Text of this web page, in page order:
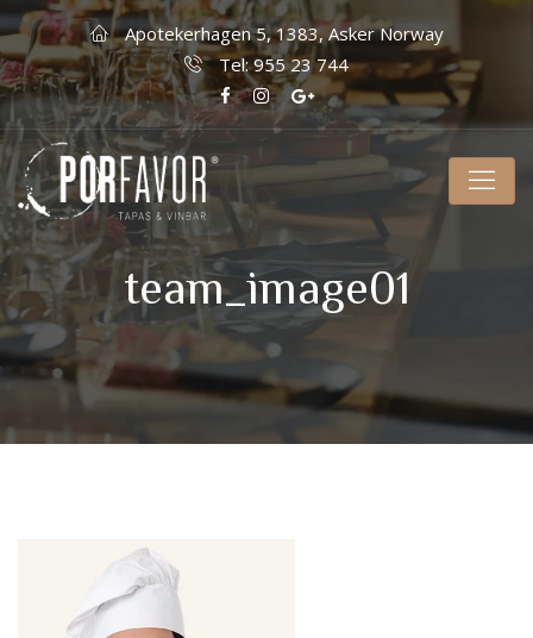
Apotekerhagen 5, 1383, Asker Norway
Tel: 955 23 744
team_image01